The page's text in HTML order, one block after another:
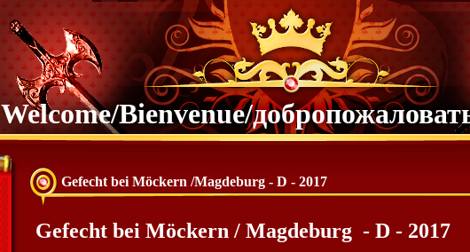
Welcome/Bienvenue/
Gefecht bei Möckern /Magdeburg - D - 2017
Gefecht bei Möckern / Magdeburg - D - 2017